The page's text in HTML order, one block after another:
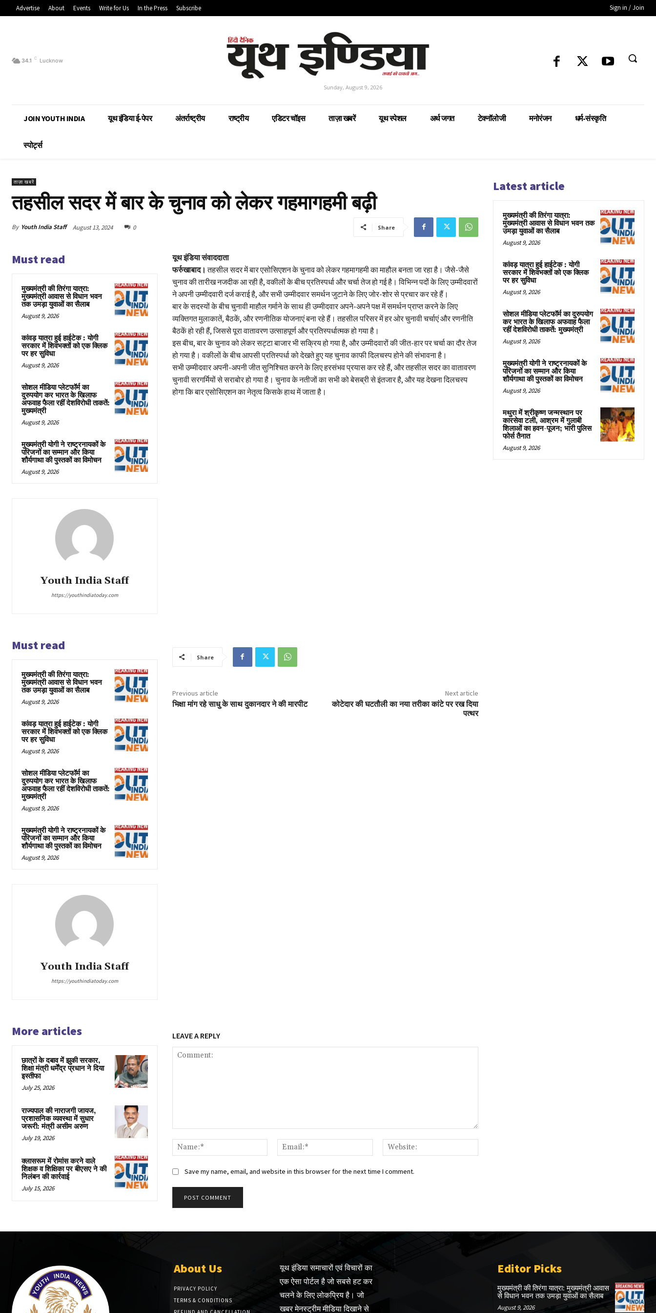
Advertise About Events Write for Us In the Press Subscribe Sign in / Join
34.1 C Lucknow
Sunday, August 9, 2026
JOIN YOUTH INDIA यूथ इंडिया ई-पेपर अंतर्राष्ट्रीय राष्ट्रीय एडिटर चॉइस ताज़ा खबरें यूथ स्पेशल अर्थ जगत टेक्नॉलोजी मनोरंजन धर्म-संस्कृति
स्पोर्ट्स
ताज़ा खबरें
तहसील सदर में बार के चुनाव को लेकर गहमागहमी बढ़ी
By Youth India Staff August 13, 2024 0 Share
Must read
मुख्यमंत्री की तिरंगा यात्रा:
मुख्यमंत्री आवास से विधान भवन
तक उमड़ा युवाओं का सैलाब
August 9, 2026
कांवड़ यात्रा हुई हाईटेक : योगी
सरकार में शिवभक्तों को एक क्लिक
पर हर सुविधा
August 9, 2026
सोशल मीडिया प्लेटफॉर्म का
दुरुपयोग कर भारत के खिलाफ
अफवाह फैला रहीं देशविरोधी ताकतें:
मुख्यमंत्री
August 9, 2026
मुख्यमंत्री योगी ने राष्ट्रनायकों के
परिजनों का सम्मान और किया
शौर्यगाथा की पुस्तकों का विमोचन
August 9, 2026
Youth India Staff
https://youthindiatoday.com
यूथ इंडिया संवाददाता
फर्रुखाबाद। तहसील सदर में बार एसोसिएशन के चुनाव को लेकर गहमागहमी का माहौल बनता जा रहा है। जैसे-जैसे
चुनाव की तारीख नजदीक आ रही है, वकीलों के बीच प्रतिस्पर्धा और चर्चा तेज हो गई है। विभिन्न पदों के लिए उम्मीदवारों
ने अपनी उम्मीदवारी दर्ज कराई है, और सभी उम्मीदवार समर्थन जुटाने के लिए जोर-शोर से प्रचार कर रहे हैं।
बार के सदस्यों के बीच चुनावी माहौल गर्माने के साथ ही उम्मीदवार अपने-अपने पक्ष में समर्थन प्राप्त करने के लिए
व्यक्तिगत मुलाकातें, बैठकें, और रणनीतिक योजनाएं बना रहे हैं। तहसील परिसर में हर ओर चुनावी चर्चाएं और रणनीति
बैठकें हो रही हैं, जिससे पूरा वातावरण उत्साहपूर्ण और प्रतिस्पर्धात्मक हो गया है।
इस बीच, बार के चुनाव को लेकर सट्टा बाजार भी सक्रिय हो गया है, और उम्मीदवारों की जीत-हार पर चर्चा का दौर तेज
हो गया है। वकीलों के बीच आपसी प्रतिस्पर्धा को देखते हुए यह चुनाव काफी दिलचस्प होने की संभावना है।
सभी उम्मीदवार अपनी-अपनी जीत सुनिश्चित करने के लिए हरसंभव प्रयास कर रहे हैं, और तहसील सदर का वातावरण
चुनावी सरगर्मियों से सराबोर हो गया है। चुनाव के नतीजों का सभी को बेसब्री से इंतजार है, और यह देखना दिलचस्प
होगा कि बार एसोसिएशन का नेतृत्व किसके हाथ में जाता है।
Must read
मुख्यमंत्री की तिरंगा यात्रा:
मुख्यमंत्री आवास से विधान भवन
तक उमड़ा युवाओं का सैलाब
August 9, 2026
कांवड़ यात्रा हुई हाईटेक : योगी
सरकार में शिवभक्तों को एक क्लिक
पर हर सुविधा
August 9, 2026
सोशल मीडिया प्लेटफॉर्म का
दुरुपयोग कर भारत के खिलाफ
अफवाह फैला रहीं देशविरोधी ताकतें:
मुख्यमंत्री
August 9, 2026
मुख्यमंत्री योगी ने राष्ट्रनायकों के
परिजनों का सम्मान और किया
शौर्यगाथा की पुस्तकों का विमोचन
August 9, 2026
Youth India Staff
https://youthindiatoday.com
Share
Previous article
भिक्षा मांग रहे साधु के साथ दुकानदार ने की मारपीट
Next article
कोटेदार की घटतौली का नया तरीका कांटे पर रख दिया
पत्थर
More articles
छात्रों के दबाव में झुकी सरकार,
शिक्षा मंत्री धर्मेंद्र प्रधान ने दिया
इस्तीफा
July 25, 2026
राज्यपाल की नाराजगी जायज,
प्रशासनिक व्यवस्था में सुधार
जरूरी: मंत्री असीम अरुण
July 19, 2026
क्लासरूम में रोमांस करने वाले
शिक्षक व शिक्षिका पर बीएसए ने की
निलंबन की कार्रवाई
July 15, 2026
LEAVE A REPLY
Name:*
Email:*
Save my name, email, and website in this browser for the next time I comment.
Latest article
मुख्यमंत्री की तिरंगा यात्रा:
मुख्यमंत्री आवास से विधान भवन तक
उमड़ा युवाओं का सैलाब
August 9, 2026
कांवड़ यात्रा हुई हाईटेक : योगी
सरकार में शिवभक्तों को एक क्लिक
पर हर सुविधा
August 9, 2026
सोशल मीडिया प्लेटफॉर्म का दुरुपयोग
कर भारत के खिलाफ अफवाह फैला
रहीं देशविरोधी ताकतें: मुख्यमंत्री
August 9, 2026
मुख्यमंत्री योगी ने राष्ट्रनायकों के
परिजनों का सम्मान और किया
शौर्यगाथा की पुस्तकों का विमोचन
August 9, 2026
मथुरा में श्रीकृष्ण जन्मस्थान पर
कारसेवा टली, आश्रम में गुलाबी
शिलाओं का हवन-पूजन; भारी पुलिस
फोर्स तैनात
August 9, 2026
About Us
PRIVACY POLICY
TERMS & CONDITIONS
यूथ इंडिया समाचारों एवं विचारों का
एक ऐसा पोर्टल है जो सबसे हट कर
चलने के लिए लोकप्रिय है। जो
खबर मेनस्ट्रीम मीडिया दिखाने से
Editor Picks
मुख्यमंत्री की तिरंगा यात्रा: मुख्यमंत्री आवास
से विधान भवन तक उमड़ा युवाओं का सैलाब
August 9, 2026